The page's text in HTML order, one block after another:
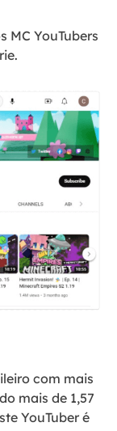
YouTubers
com mais
mais de 1,57
YouTuber é